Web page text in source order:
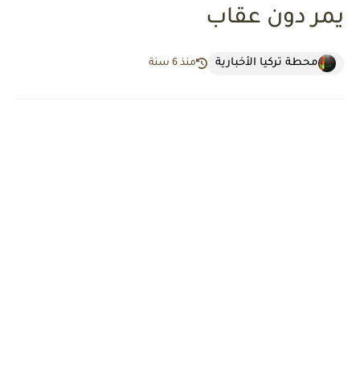
يمر دون عقاب
محطة تركيا الأخبارية منذ 6 سنة